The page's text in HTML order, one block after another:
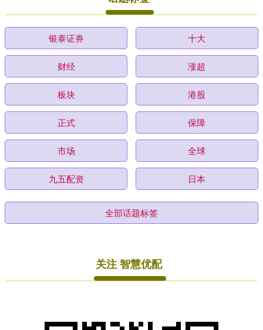
银泰证券 十大
财经 涨超
板块 港股
正式 保障
市场 全球
九五配资 日本
全部话题标签
关注 智慧优配